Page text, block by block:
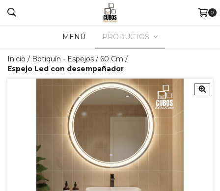
0
MENÚ PRODUCTOS
Inicio / Botiquín - Espejos / 60 Cm /
Espejo Led con desempañador